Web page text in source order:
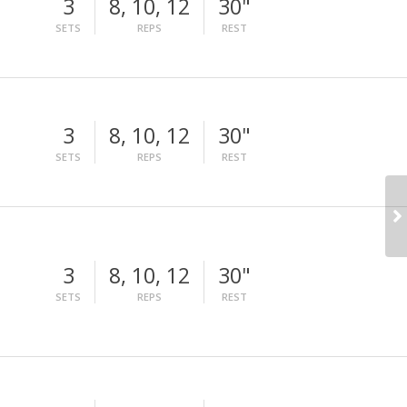
3
SETS
8, 10, 12
REPS
30"
REST
3
SETS
8, 10, 12
REPS
30"
REST
3
SETS
8, 10, 12
REPS
30"
REST